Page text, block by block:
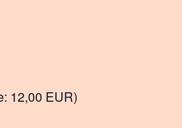
12,00 EUR)